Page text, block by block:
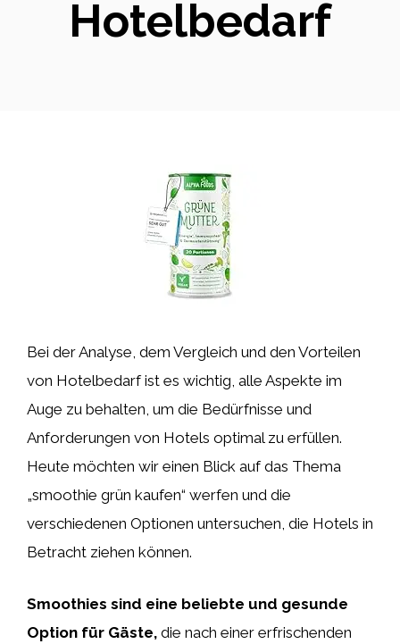
Hotelbedarf
Bei der Analyse, dem Vergleich und den Vorteilen
von Hotelbedarf ist es wichtig, alle Aspekte im
Auge zu behalten, um die Bedürfnisse und
Anforderungen von Hotels optimal zu erfüllen.
Heute möchten wir einen Blick auf das Thema
„smoothie grün kaufen“ werfen und die
verschiedenen Optionen untersuchen, die Hotels in
Betracht ziehen können.
Smoothies sind eine beliebte und gesunde
Option für Gäste, die nach einer erfrischenden